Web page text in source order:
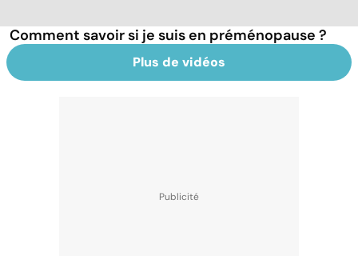
Comment savoir si je suis en préménopause ?
Plus de vidéos